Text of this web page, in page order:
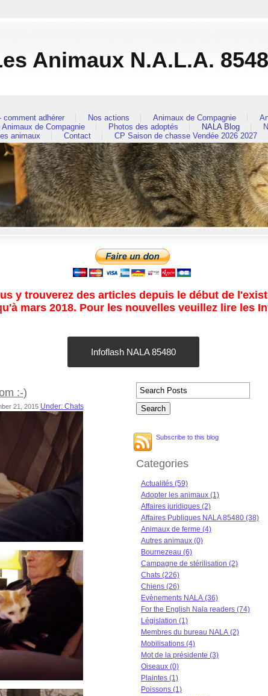
Animaux N.A.L.A.
adhérer Nos actions Animaux de Compagnie
de Compagnie Photos des adoptés NALA Blog
animaux Contact CP Saison de chasse Vendée 2026 2027
y trouverez des articles depuis le début de
mars 2018. Pour les nouvelles veuillez lire les
Infoflash NALA 85480
:-)
21, 2015 Under: Chats
Subscribe to this blog
Categories
Actualités (59)
Adopter les animaux (1)
Affaires juridiques (2)
Affaires Publiques NALA 85480 (38)
Animaux de ferme (4)
Autres animaux (0)
Bournezeau (6)
Campagne de stérilisation (2)
Chats (226)
Chiens (26)
Evènements NALA (36)
For the English Nala readers (74)
Législation (1)
Membres du bureau NALA (2)
Mobilisations (4)
Mot de la présidente (3)
Oiseaux (0)
Plaintes (1)
Poissons (1)